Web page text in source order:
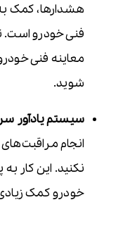
هشدارها، کمک
فنی خودرو است.
معاینه فنی
شوید.
سیستم یادآور
انجام
نکنید. این کار
خودرو کمک